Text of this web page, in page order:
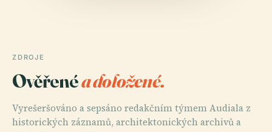
ZDROJE
Ověřenéa doložené.
Vyrešeršováno a sepsáno redakčním týmem Audiala z
historických záznamů, architektonických archivů a